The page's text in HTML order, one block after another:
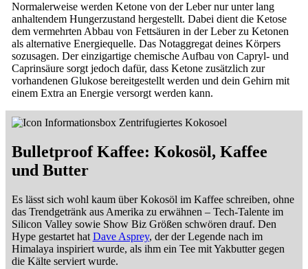
Normalerweise werden Ketone von der Leber nur unter lang
anhaltendem Hungerzustand hergestellt. Dabei dient die Ketose
dem vermehrten Abbau von Fettsäuren in der Leber zu Ketonen
als alternative Energiequelle. Das Notaggregat deines Körpers
sozusagen. Der einzigartige chemische Aufbau von Capryl- und
Caprinsäure sorgt jedoch dafür, dass Ketone zusätzlich zur
vorhandenen Glukose bereitgestellt werden und dein Gehirn mit
einem Extra an Energie versorgt werden kann.
Bulletproof Kaffee: Kokosöl, Kaffee
und Butter
Es lässt sich wohl kaum über Kokosöl im Kaffee schreiben, ohne
das Trendgetränk aus Amerika zu erwähnen – Tech-Talente im
Silicon Valley sowie Show Biz Größen schwören drauf. Den
Hype gestartet hat Dave Asprey, der der Legende nach im
Himalaya inspiriert wurde, als ihm ein Tee mit Yakbutter gegen
die Kälte serviert wurde.